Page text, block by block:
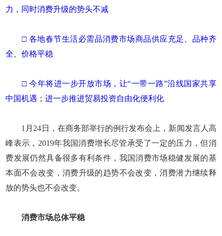
力，同时消费升级的势头不减
□ 各地春节生活必需品消费市场商品供应充足、品种齐
全、价格平稳
□ 今年将进一步开放市场，让“一带一路”沿线国家共享
中国机遇；进一步推进贸易投资自由化便利化
1月24日，在商务部举行的例行发布会上，新闻发言人高
峰表示，2019年我国消费增长尽管承受了一定的压力，但消
费发展仍然具备很多有利条件，我国消费市场稳健发展的基
本面不会改变，消费升级的趋势不会改变，消费潜力继续释
放的势头也不会改变。
消费市场总体平稳